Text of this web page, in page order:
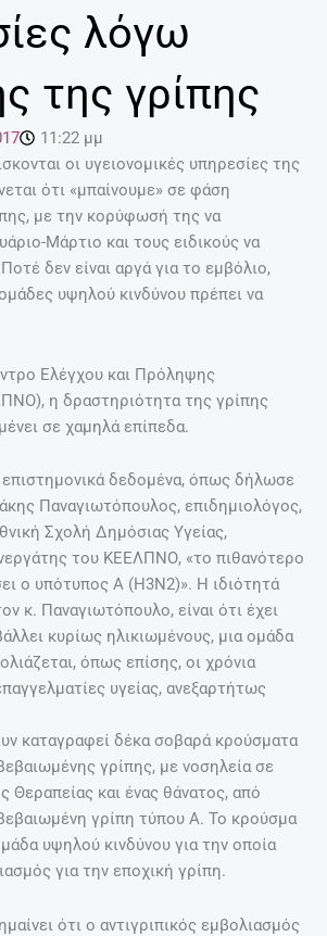
λόγω
της γρίπης
11:22 μμ
οι υγειονομικές υπηρεσίες της
ότι «μπαίνουμε» σε φάση
με την κορύφωσή της να
Μάρτιο και τους ειδικούς να
δεν είναι αργά για το εμβόλιο,
υψηλού κινδύνου πρέπει να
Ελέγχου και Πρόληψης
η δραστηριότητα της γρίπης
σε χαμηλά επίπεδα.
δεδομένα, όπως δήλωσε
Παναγιωτόπουλος, επιδημιολόγος,
Σχολή Δημόσιας Υγείας,
του ΚΕΕΛΠΝΟ, «το πιθανότερο
ο υπότυπος Α (Η3Ν2)». Η ιδιότητά
κ. Παναγιωτόπουλο, είναι ότι έχει
κυρίως ηλικιωμένους, μια ομάδα
όπως επίσης, οι χρόνια
υγείας, ανεξαρτήτως
καταγραφεί δέκα σοβαρά κρούσματα
γρίπης, με νοσηλεία σε
Θεραπείας και ένας θάνατος, από
γρίπη τύπου Α. Το κρούσμα
υψηλού κινδύνου για την οποία
για την εποχική γρίπη.
ότι ο αντιγριπικός εμβολιασμός